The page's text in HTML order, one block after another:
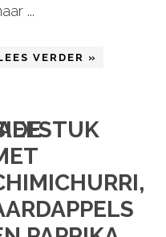
...
VERDER »